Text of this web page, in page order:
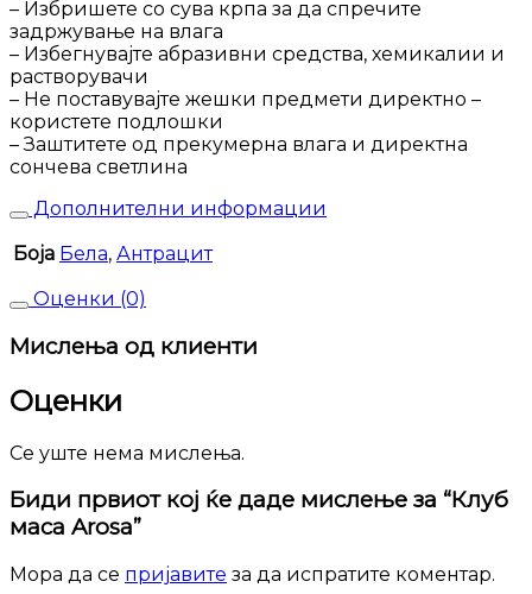
– Избришете со сува крпа за да спречите
задржување на влага
– Избегнувајте абразивни средства, хемикалии и
растворувачи
– Не поставувајте жешки предмети директно –
користете подлошки
– Заштитете од прекумерна влага и директна
сончева светлина
Дополнителни информации
Боја Бела, Антрацит
Оценки (0)
Мислења од клиенти
Оценки
Се уште нема мислења.
Биди првиот кој ќе даде мислење за “Клуб
маса Arosa”
Мора да се пријавите за да испратите коментар.